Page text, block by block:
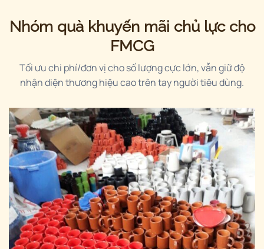
Nhóm quà khuyến mãi chủ lực cho
FMCG
Tối ưu chi phí/đơn vị cho số lượng cực lớn, vẫn giữ độ
nhận diện thương hiệu cao trên tay người tiêu dùng.